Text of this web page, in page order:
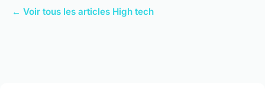
← Voir tous les articles High tech